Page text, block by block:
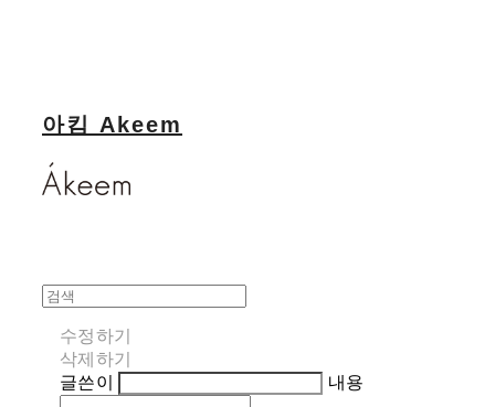
아킴 Akeem
수정하기
삭제하기
글쓴이
내용